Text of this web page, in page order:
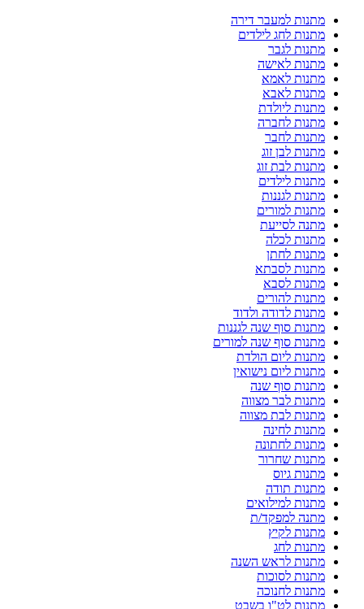
מתנות למעבר דירה
מתנות לחג לילדים
מתנות לגבר
מתנות לאישה
מתנות לאמא
מתנות לאבא
מתנות ליולדת
מתנות לחברה
מתנות לחבר
מתנות לבן זוג
מתנות לבת זוג
מתנות לילדים
מתנות לגננות
מתנות למורים
מתנה לסייעת
מתנות לכלה
מתנות לחתן
מתנות לסבתא
מתנות לסבא
מתנות להורים
מתנות לדודה ולדוד
מתנות סוף שנה לגננות
מתנות סוף שנה למורים
מתנות ליום הולדת
מתנות ליום נישואין
מתנות סוף שנה
מתנות לבר מצווה
מתנות לבת מצווה
מתנות לחינה
מתנות לחתונה
מתנות שחרור
מתנות גיוס
מתנות תודה
מתנות למילואים
מתנה למפקד/ת
מתנות לקיץ
מתנות לחג
מתנות לראש השנה
מתנות לסוכות
מתנות לחנוכה
מתנות לט"ו בשבט